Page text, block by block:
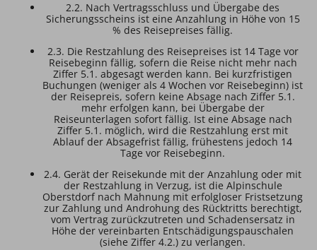
2.2. Nach Vertragsschluss und Übergabe des
Sicherungsscheins ist eine Anzahlung in Höhe von 15
% des Reisepreises fällig.
2.3. Die Restzahlung des Reisepreises ist 14 Tage vor
Reisebeginn fällig, sofern die Reise nicht mehr nach
Ziffer 5.1. abgesagt werden kann. Bei kurzfristigen
Buchungen (weniger als 4 Wochen vor Reisebeginn) ist
der Reisepreis, sofern keine Absage nach Ziffer 5.1.
mehr erfolgen kann, bei Übergabe der
Reiseunterlagen sofort fällig. Ist eine Absage nach
Ziffer 5.1. möglich, wird die Restzahlung erst mit
Ablauf der Absagefrist fällig, frühestens jedoch 14
Tage vor Reisebeginn.
2.4. Gerät der Reisekunde mit der Anzahlung oder mit
der Restzahlung in Verzug, ist die Alpinschule
Oberstdorf nach Mahnung mit erfolgloser Fristsetzung
zur Zahlung und Androhung des Rücktritts berechtigt,
vom Vertrag zurückzutreten und Schadensersatz in
Höhe der vereinbarten Entschädigungspauschalen
(siehe Ziffer 4.2.) zu verlangen.